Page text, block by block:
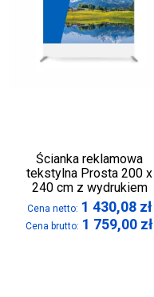
Ścianka reklamowa
tekstylna Prosta 200 x
240 cm z wydrukiem
Cena netto: 1 430,08 zł
Cena brutto: 1 759,00 zł